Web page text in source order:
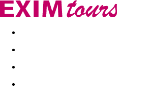
Akční nabídky Last minute